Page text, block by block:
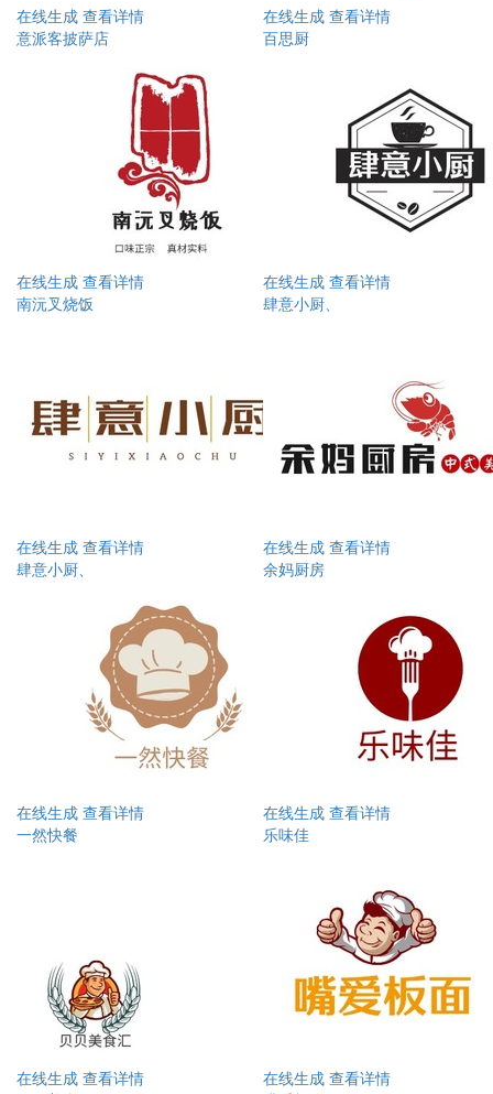
在线生成 查看详情
意派客披萨店
在线生成 查看详情
百思厨
在线生成 查看详情
南沅叉烧饭
在线生成 查看详情
肆意小厨、
在线生成 查看详情
肆意小厨、
在线生成 查看详情
余妈厨房
在线生成 查看详情
一然快餐
在线生成 查看详情
乐味佳
在线生成 查看详情
在线生成 查看详情